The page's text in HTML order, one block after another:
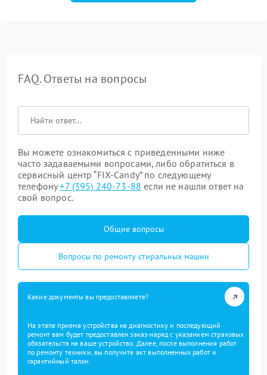
FAQ. Ответы на вопросы
Вы можете ознакомиться с приведенными ниже
часто задаваемыми вопросами, либо обратиться в
сервисный центр “FIX-Candy” по следующему
телефону+7 (395) 240-73-88 если не нашли ответ на
свой вопрос.
Общие вопросы
Вопросы по ремонту стиральных машин
Какие документы вы предоставляете?
На этапе приема устройства на диагностику и последующий
ремонт вам будет предоставлен заказ-наряд с указанием страховых
обязательств на ваше устройство. Далее, после выполнения работ
по ремонту техники, вы получите акт выполненных работ и
гарантийный талон.